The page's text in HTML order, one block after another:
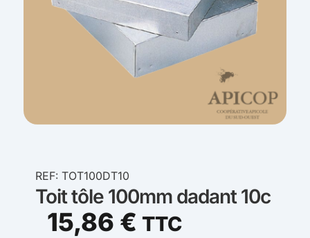
REF: TOT100DT10
Toit tôle 100mm dadant 10c
15,86 € TTC